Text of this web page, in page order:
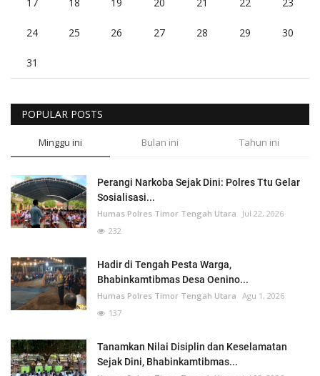
24 25 26 27 28 29 30
31
POPULAR POSTS
Minggu ini Bulan ini Tahun ini
Perangi Narkoba Sejak Dini: Polres Ttu Gelar
Sosialisasi...
Humas Polres Timor Tengah Utara
Jul 22, 2026
232
Hadir di Tengah Pesta Warga,
Bhabinkamtibmas Desa Oenino...
Humas Polres Timor Tengah Utara Agu 1, 2026
137
Tanamkan Nilai Disiplin dan Keselamatan
Sejak Dini, Bhabinkamtibmas...